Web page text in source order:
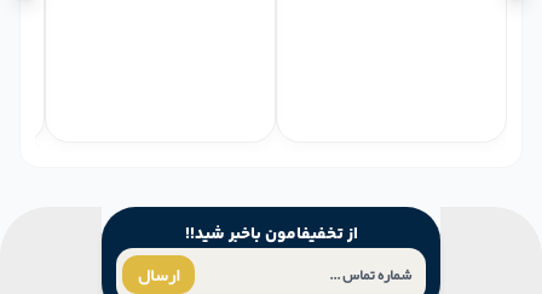
ارسال
از تخفیفامون باخبر شید!!